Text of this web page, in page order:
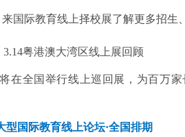
3.14粤港澳大湾区线上展回顾
在全国举行线上巡回展，为百万
型国际教育线上论坛·全国排期